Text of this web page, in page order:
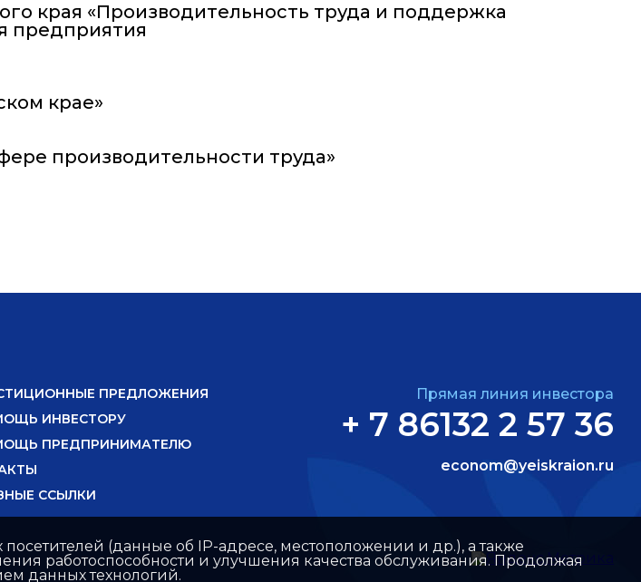
края «Производительность труда и поддержка
предприятия
крае»
производительности труда»
ПРЕДЛОЖЕНИЯ
ИНВЕСТОРУ
ПРЕДПРИНИМАТЕЛЮ
ССЫЛКИ
Прямая линия инвестора
+ 7 86132 2 57 36
econom@yeiskraion.ru
(данные об IP-адресе, местоположении и др.), а также
работоспособности и улучшения качества обслуживания. Продолжая
данных технологий.